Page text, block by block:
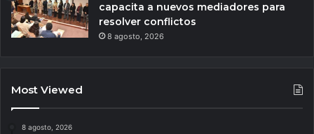
capacita a nuevos mediadores para
resolver conflictos
8 agosto, 2026
Most Viewed
8 agosto, 2026